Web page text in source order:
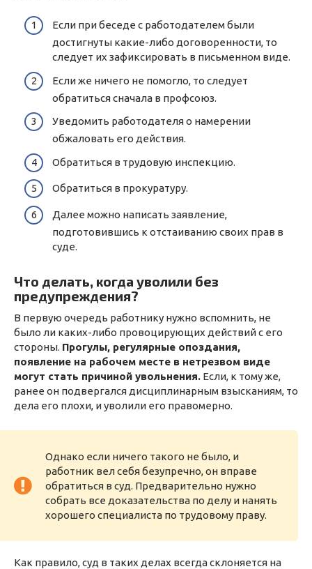
Если при беседе с работодателем были
достигнуты какие-либо договоренности, то
следует их зафиксировать в письменном виде.
Если же ничего не помогло, то следует
обратиться сначала в профсоюз.
Уведомить работодателя о намерении
обжаловать его действия.
Обратиться в трудовую инспекцию.
Обратиться в прокуратуру.
Далее можно написать заявление,
подготовившись к отстаиванию своих прав в
суде.
Что делать, когда уволили без
предупреждения?
В первую очередь работнику нужно вспомнить, не
было ли каких-либо провоцирующих действий с его
стороны. Прогулы, регулярные опоздания,
появление на рабочем месте в нетрезвом виде
могут стать причиной увольнения. Если, к тому же,
ранее он подвергался дисциплинарным взысканиям, то
дела его плохи, и уволили его правомерно.
Однако если ничего такого не было, и
работник вел себя безупречно, он вправе
обратиться в суд. Предварительно нужно
собрать все доказательства по делу и нанять
хорошего специалиста по трудовому праву.
Как правило, суд в таких делах всегда склоняется на